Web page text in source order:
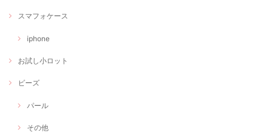
スマフォケース
iphone
お試し小ロット
ビーズ
パール
その他